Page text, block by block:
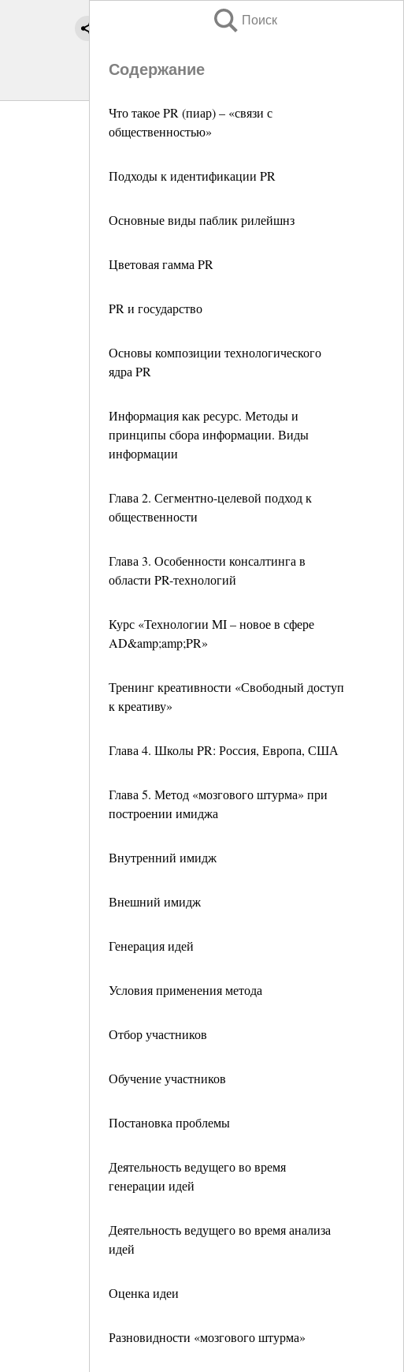
Поиск
Содержание
Что такое PR (пиар) – «связи с
общественностью»
Подходы к идентификации PR
Основные виды паблик рилейшнз
Цветовая гамма PR
PR и государство
Основы композиции технологического
ядра PR
Информация как ресурс. Методы и
принципы сбора информации. Виды
информации
Глава 2. Сегментно-целевой подход к
общественности
Глава 3. Особенности консалтинга в
области PR-технологий
Курс «Технологии MI – новое в сфере
AD&amp;amp;PR»
Тренинг креативности «Свободный доступ
к креативу»
Глава 4. Школы PR: Россия, Европа, США
Глава 5. Метод «мозгового штурма» при
построении имиджа
Внутренний имидж
Внешний имидж
Генерация идей
Условия применения метода
Отбор участников
Обучение участников
Постановка проблемы
Деятельность ведущего во время
генерации идей
Деятельность ведущего во время анализа
идей
Оценка идеи
Разновидности «мозгового штурма»